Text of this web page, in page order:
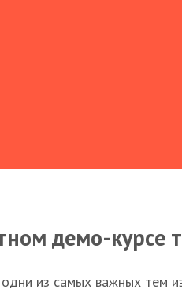
демо-курсе
из самых важных тем